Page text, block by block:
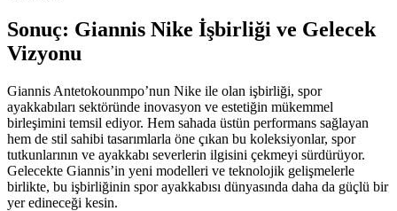
Sonuç: Giannis Nike İşbirliği ve Gelecek
Vizyonu
Giannis Antetokounmpo’nun Nike ile olan işbirliği, spor
ayakkabıları sektöründe inovasyon ve estetiğin mükemmel
birleşimini temsil ediyor. Hem sahada üstün performans sağlayan
hem de stil sahibi tasarımlarla öne çıkan bu koleksiyonlar, spor
tutkunlarının ve ayakkabı severlerin ilgisini çekmeyi sürdürüyor.
Gelecekte Giannis’in yeni modelleri ve teknolojik gelişmelerle
birlikte, bu işbirliğinin spor ayakkabısı dünyasında daha da güçlü bir
yer edineceği kesin.